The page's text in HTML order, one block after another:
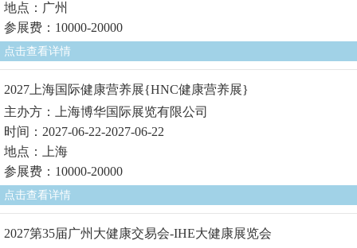
地点：广州
参展费：10000-20000
点击查看详情
2027上海国际健康营养展{HNC健康营养展}
主办方：上海博华国际展览有限公司
时间：2027-06-22-2027-06-22
地点：上海
参展费：10000-20000
点击查看详情
2027第35届广州大健康交易会-IHE大健康展览会